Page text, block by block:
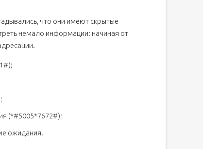
что они имеют скрытые
немало информации: начиная от
(*#5005*7672#);
ожидания.